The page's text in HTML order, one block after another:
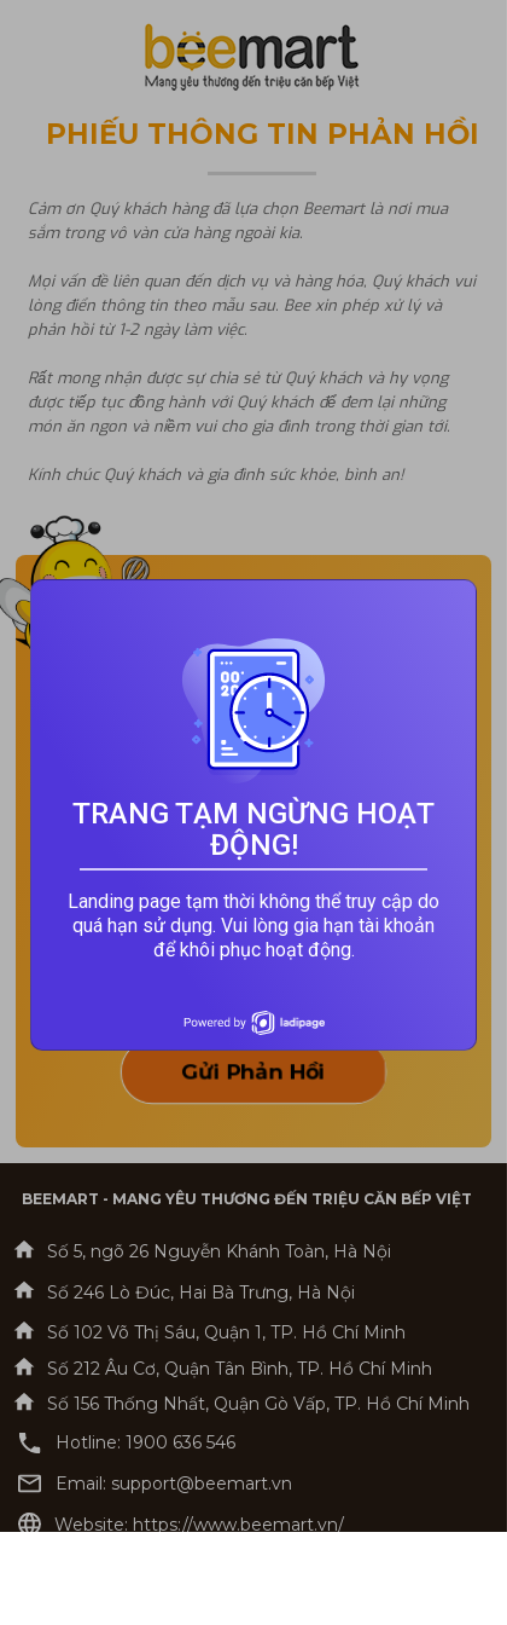
Gửi Phản Hồi
PHIẾU THÔNG TIN PHẢN HỒI
Cảm ơn Quý khách hàng đã lựa chọn Beemart là nơi mua
sắm trong vô vàn cửa hàng ngoài kia.
Mọi vấn đề liên quan đến dịch vụ và hàng hóa, Quý khách vui
lòng điển thông tin theo mẫu sau. Bee xin phép xử lý và
phản hồi từ 1-2 ngày làm việc.
Rất mong nhận được sự chia sẻ từ Quý khách và hy vọng
được tiếp tục đồng hành với Quý khách để đem lại những
món ăn ngon và niềm vui cho gia đình trong thời gian tới.
Kính chúc Quý khách và gia đình sức khỏe, bình an!
BEEMART - MANG YÊU THƯƠNG ĐẾN TRIỆU CĂN BẾP VIỆT
Hotline: 1900 636 546
Email: support@beemart.vn
Website: https://www.beemart.vn/
Số 5, ngõ 26 Nguyễn Khánh Toàn, Hà Nội
Số 246 Lò Đúc, Hai Bà Trưng, Hà Nội
Số 102 Võ Thị Sáu, Quận 1, TP. Hồ Chí Minh
Số 212 Âu Cơ, Quận Tân Bình, TP. Hồ Chí Minh
Số 156 Thống Nhất, Quận Gò Vấp, TP. Hồ Chí Minh
TRANG TẠM NGỪNG HOẠT
ĐỘNG!
Landing page tạm thời không thể truy cập do
quá hạn sử dụng. Vui lòng gia hạn tài khoản
để khôi phục hoạt động.